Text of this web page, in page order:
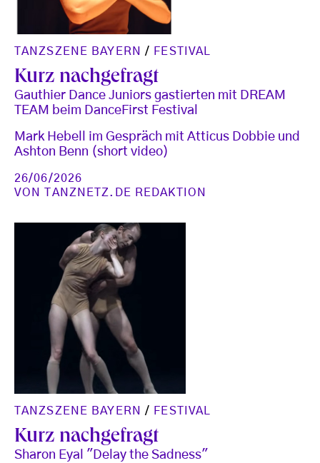
TANZSZENE BAYERN / FESTIVAL
Kurz nachgefragt
Gauthier Dance Juniors gastierten mit DREAM
TEAM beim DanceFirst Festival
Mark Hebell im Gespräch mit Atticus Dobbie und
Ashton Benn (short video)
26/06/2026
VON
TANZNETZ.DE REDAKTION
TANZSZENE BAYERN / FESTIVAL
Kurz nachgefragt
Sharon Eyal "Delay the Sadness"